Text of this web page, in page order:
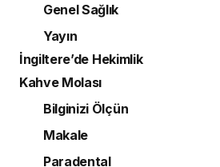
Genel Sağlık
Yayın
İngiltere’de Hekimlik
Kahve Molası
Bilginizi Ölçün
Makale
Paradental